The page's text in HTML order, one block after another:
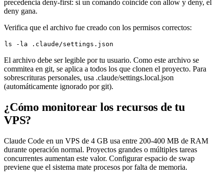
precedencia deny-first: si un comando coincide con allow y deny, el
deny gana.
Verifica que el archivo fue creado con los permisos correctos:
ls
El archivo debe ser legible por tu usuario. Como este archivo se
commitea en git, se aplica a todos los que clonen el proyecto. Para
sobrescrituras personales, usa .claude/settings.local.json
(automáticamente ignorado por git).
¿Cómo monitorear los recursos de tu
VPS?
Claude Code en un VPS de 4 GB usa entre 200-400 MB de RAM
durante operación normal. Proyectos grandes o múltiples tareas
concurrentes aumentan este valor. Configurar espacio de swap
previene que el sistema mate procesos por falta de memoria.